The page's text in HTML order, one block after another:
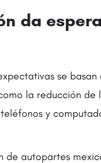
da
se
la reducción de
y
autopartes